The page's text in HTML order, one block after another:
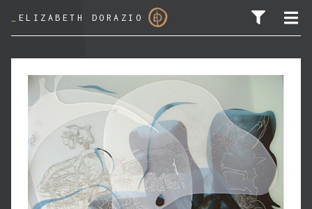
ELIZABETH DORAZIO
PESQUISAR POR: